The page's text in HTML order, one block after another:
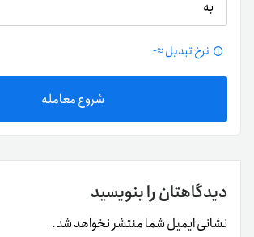
به
نرخ تبدیل ≈-
شروع معامله
دیدگاهتان را بنویسید
نشانی ایمیل شما منتشر نخواهد شد.